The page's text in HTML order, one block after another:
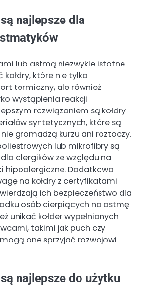
najlepsze dla
lub astmą niezwykle istotne
kołdry, które nie tylko
termiczny, ale również
wystąpienia reakcji
rozwiązaniem są kołdry
syntetycznych, które są
gromadzą kurzu ani roztoczy.
lub mikrofibry są
alergików ze względu na
hipoalergiczne. Dodatkowo
na kołdry z certyfikatami
ich bezpieczeństwo dla
osób cierpiących na astmę
unikać kołder wypełnionych
takimi jak puch czy
one sprzyjać rozwojowi
najlepsze do użytku